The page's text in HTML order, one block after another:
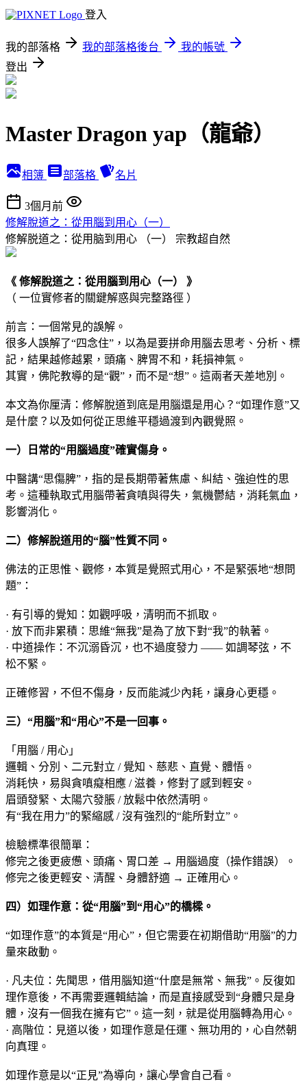
登入
我的部落格 我的部落格後台
我的帳號
登出
Master Dragon yap（龍爺）
相簿 部落格 名片
3個月前
修解脫道之：從用腦到用心（一）
修解脱道之：從用脑到用心 （一） 宗教超自然
《 修解脫道之：從用腦到用心（一） 》
（ 一位實修者的關鍵解惑與完整路徑 ）
前言：一個常見的誤解。
很多人誤解了“四念住”，以為是要拼命用腦去思考、分析、標
記，結果越修越累，頭痛、脾胃不和，耗損神氣。
其實，佛陀教導的是“觀”，而不是“想”。這兩者天差地別。
本文為你厘清：修解脫道到底是用腦還是用心？“如理作意”又
是什麼？以及如何從正思維平穩過渡到內觀覺照。
一）日常的“用腦過度”確實傷身。
中醫講“思傷脾”，指的是長期帶著焦慮、糾結、強迫性的思
考。這種執取式用腦帶著貪嗔與得失，氣機鬱結，消耗氣血，
影響消化。
二）修解脫道用的“腦”性質不同。
佛法的正思惟、觀修，本質是覺照式用心，不是緊張地“想問
題”：
· 有引導的覺知：如觀呼吸，清明而不抓取。
· 放下而非累積：思維“無我”是為了放下對“我”的執著。
· 中道操作：不沉溺昏沉，也不過度發力 —— 如調琴弦，不
松不緊。
正確修習，不但不傷身，反而能減少內耗，讓身心更穩。
三）“用腦”和“用心”不是一回事。
「用腦 / 用心」
邏輯、分別、二元對立 / 覺知、慈悲、直覺、體悟。
消耗快，易與貪嗔癡相應 / 滋養，修對了感到輕安。
眉頭發緊、太陽穴發脹 / 放鬆中依然清明。
有“我在用力”的緊縮感 / 沒有強烈的“能所對立”。
檢驗標準很簡單：
修完之後更疲憊、頭痛、胃口差 → 用腦過度（操作錯誤）。
修完之後更輕安、清醒、身體舒適 → 正確用心。
四）如理作意：從“用腦”到“用心”的橋樑 。
“如理作意”的本質是“用心”，但它需要在初期借助“用腦”的力
量來啟動。
· 凡夫位：先聞思，借用腦知道“什麼是無常、無我”。反復如
理作意後，不再需要邏輯結論，而是直接感受到“身體只是身
體，沒有一個我在擁有它”。這一刻，就是從用腦轉為用心。
· 高階位：見道以後，如理作意是任運、無功用的，心自然朝
向真理。
如理作意是以“正見”為導向，讓心學會自己看。